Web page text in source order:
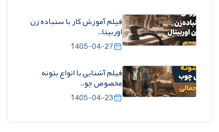
فیلم آموزش کار با سنباده زن
اوربیتا..
1405-04-27
فیلم آشنایی با انواع بتونه
مخصوص چو..
1405-04-23